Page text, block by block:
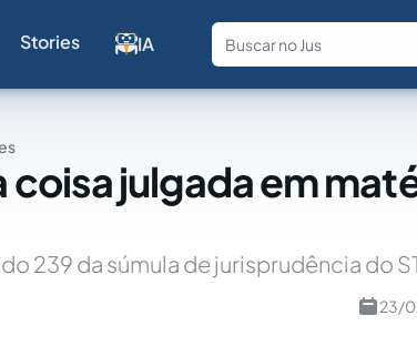
Stories IA
Fale com a IA
coisa julgada em
239 da súmula de jurisprudência do
23/